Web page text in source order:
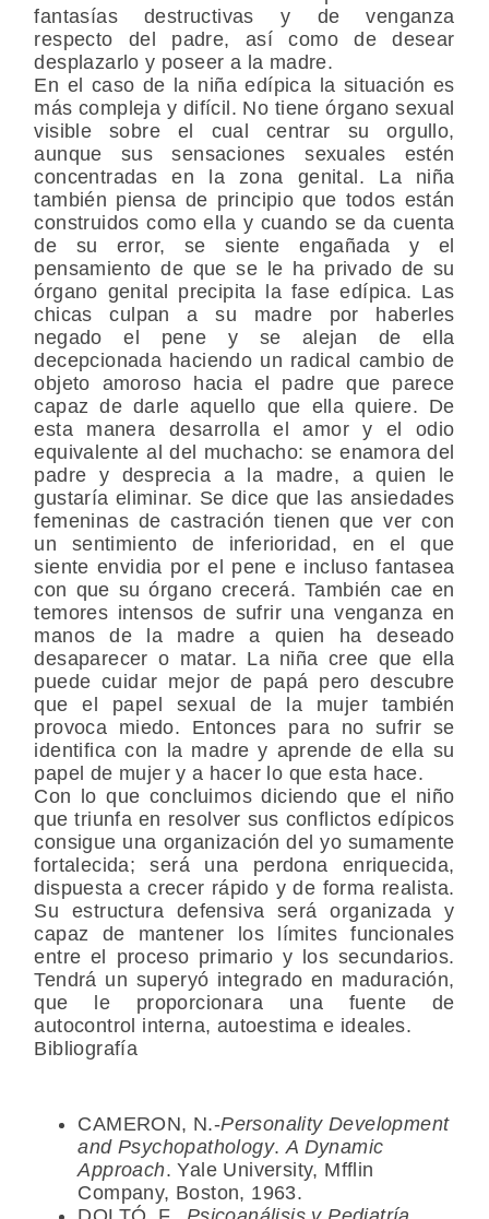
fantasías destructivas y de venganza
respecto del padre, así como de desear
desplazarlo y poseer a la madre.
En el caso de la niña edípica la situación es
más compleja y difícil. No tiene órgano sexual
visible sobre el cual centrar su orgullo,
aunque sus sensaciones sexuales estén
concentradas en la zona genital. La niña
también piensa de principio que todos están
construidos como ella y cuando se da cuenta
de su error, se siente engañada y el
pensamiento de que se le ha privado de su
órgano genital precipita la fase edípica. Las
chicas culpan a su madre por haberles
negado el pene y se alejan de ella
decepcionada haciendo un radical cambio de
objeto amoroso hacia el padre que parece
capaz de darle aquello que ella quiere. De
esta manera desarrolla el amor y el odio
equivalente al del muchacho: se enamora del
padre y desprecia a la madre, a quien le
gustaría eliminar. Se dice que las ansiedades
femeninas de castración tienen que ver con
un sentimiento de inferioridad, en el que
siente envidia por el pene e incluso fantasea
con que su órgano crecerá. También cae en
temores intensos de sufrir una venganza en
manos de la madre a quien ha deseado
desaparecer o matar. La niña cree que ella
puede cuidar mejor de papá pero descubre
que el papel sexual de la mujer también
provoca miedo. Entonces para no sufrir se
identifica con la madre y aprende de ella su
papel de mujer y a hacer lo que esta hace.
Con lo que concluimos diciendo que el niño
que triunfa en resolver sus conflictos edípicos
consigue una organización del yo sumamente
fortalecida; será una perdona enriquecida,
dispuesta a crecer rápido y de forma realista.
Su estructura defensiva será organizada y
capaz de mantener los límites funcionales
entre el proceso primario y los secundarios.
Tendrá un superyó integrado en maduración,
que le proporcionara una fuente de
autocontrol interna, autoestima e ideales.
Bibliografía
CAMERON, N.-Personality Development
and Psychopathology. A Dynamic
Approach. Yale University, Mfflin
Company, Boston, 1963.